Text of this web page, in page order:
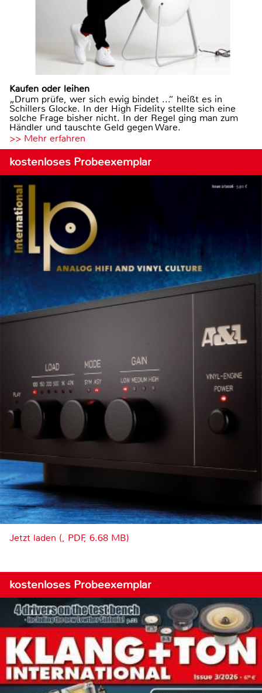
Kaufen oder leihen
„Drum prüfe, wer sich ewig bindet ...“ heißt es in
Schillers Glocke. In der High Fidelity stellte sich eine
solche Frage bisher nicht. In der Regel ging man zum
Händler und tauschte Geld gegen Ware.
>> Mehr erfahren
kostenloses Probeexemplar
Jetzt laden (, PDF, 6.68 MB)
kostenloses Probeexemplar